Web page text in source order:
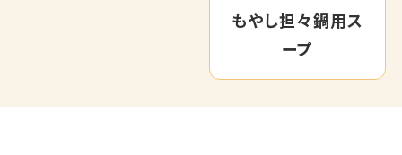
もやし担々鍋用ス
ープ